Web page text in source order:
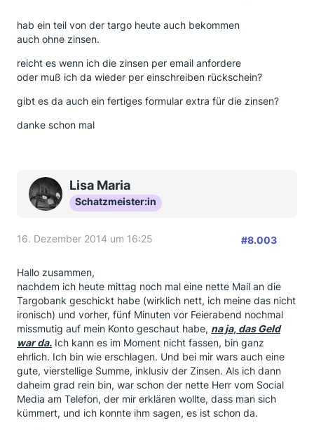
hab ein teil von der targo heute auch bekommen
auch ohne zinsen.
reicht es wenn ich die zinsen per email anfordere
oder muß ich da wieder per einschreiben rückschein?
gibt es da auch ein fertiges formular extra für die zinsen?
danke schon mal
Lisa Maria
Schatzmeister:in
16. Dezember 2014 um 16:25 #8.003
Hallo zusammen,
nachdem ich heute mittag noch mal eine nette Mail an die
Targobank geschickt habe (wirklich nett, ich meine das nicht
ironisch) und vorher, fünf Minuten vor Feierabend nochmal
missmutig auf mein Konto geschaut habe, na ja, das Geld
war da. Ich kann es im Moment nicht fassen, bin ganz
ehrlich. Ich bin wie erschlagen. Und bei mir wars auch eine
gute, vierstellige Summe, inklusiv der Zinsen. Als ich dann
daheim grad rein bin, war schon der nette Herr vom Social
Media am Telefon, der mir erklären wollte, dass man sich
kümmert, und ich konnte ihm sagen, es ist schon da.